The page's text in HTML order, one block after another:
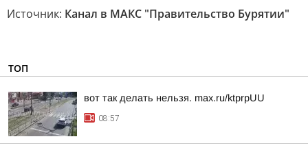
Источник: Канал в МАКС "Правительство Бурятии"
ТОП
вот так делать нельзя. max.ru/ktprpUU
08:57